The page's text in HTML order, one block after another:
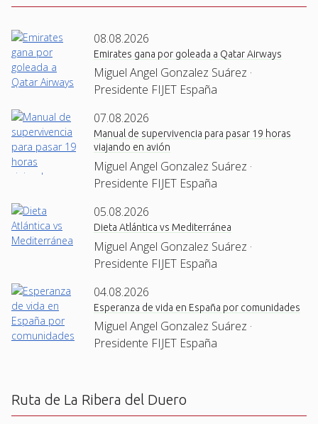
08.08.2026
Emirates gana por goleada a Qatar Airways
Miguel Angel Gonzalez Suárez ·
Presidente FIJET España
07.08.2026
Manual de supervivencia para pasar 19 horas
viajando en avión
Miguel Angel Gonzalez Suárez ·
Presidente FIJET España
05.08.2026
Dieta Atlántica vs Mediterránea
Miguel Angel Gonzalez Suárez ·
Presidente FIJET España
04.08.2026
Esperanza de vida en España por comunidades
Miguel Angel Gonzalez Suárez ·
Presidente FIJET España
Ruta de La Ribera del Duero